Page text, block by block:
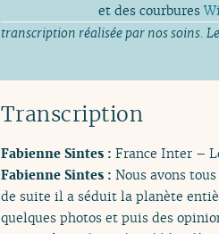
et des courbures
transcription réalisée par nos soins.
Transcription
Fabienne Sintes : France Inter –
Fabienne Sintes : Nous avons
de suite il a séduit la planète
quelques photos et puis des